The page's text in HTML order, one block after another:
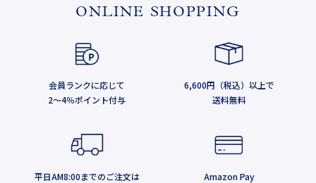
ONLINE SHOPPING
会員ランクに応じて
2～4％ポイント付与
6,600円（税込）以上で
送料無料
平日AM8:00までのご注文は
Amazon Pay